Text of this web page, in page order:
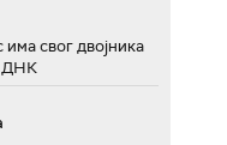
свог двојника
ДНК